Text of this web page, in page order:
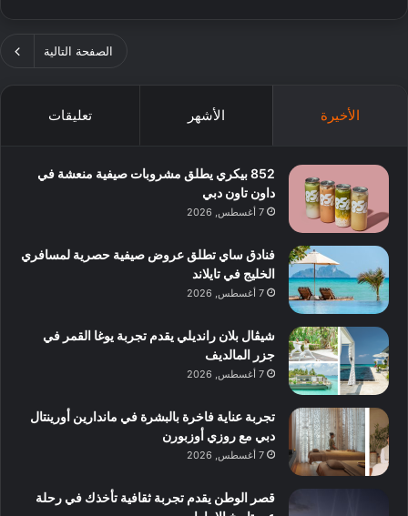
الصفحة التالية
الأخيرة الأشهر تعليقات
852 بيكري يطلق مشروبات صيفية منعشة في
داون تاون دبي
7 أغسطس, 2026
فنادق ساي تطلق عروض صيفية حصرية لمسافري
الخليج في تايلاند
7 أغسطس, 2026
شيڤال بلان رانديلي يقدم تجربة يوغا القمر في
جزر المالديف
7 أغسطس, 2026
تجربة عناية فاخرة بالبشرة في ماندارين أورينتال
دبي مع روزي أوزبورن
7 أغسطس, 2026
قصر الوطن يقدم تجربة ثقافية تأخذك في رحلة